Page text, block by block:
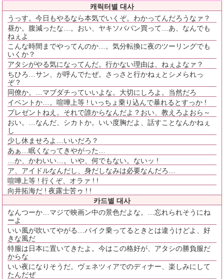
캐릭터별 대사
うっす。今日もやるなら本気でいくぞ。わかってんだろうなァ？
昼か。腹減ったな…。おい、ヤキソバパン買って…あ、なんでも
ねぇよ
こんな時間までやってんのか…。気分転換に夜のツーリングでも
いくか？
アタシがやる気になってんだ。行かない理由は、ねぇよなァ？
ちひろ…サン、が呼んでたぜ。さっさと行かねぇとシメられっ
ぞ？
同僚か。…マブダチっていいよな。大切にしろよ。当然だろ
イベントか…。喧嘩上等 ! いっちょ乗り込んで暴れるとすっか !
プレゼントねえ。それで誰からなんだよ？おい、教えろよおら～
おい。…なんだ、シカトか。いい度胸だよ、話すことなんかねぇ
し
少し休ませろよ…いいだろ？
あぁ…眠くなってきやがった…
…か、かわいい…。いや、何でもない。ないッ !
ア、アイドルなんだし、身だしなみは必要なんだろ…
喧嘩上等 ! 行くぞ、オラァ ! !
向井拓海だ ! 夜露士苦ゥ ! !
카드별 대사
なんつーか…マジで映画ン中の景色だよな。…忘れられそうにね
ーよ
いい風が吹いてやがる…バイク乗ってるときとは違うけどよ、好
きな風だ
特服は日本に置いてきたよ。今はこの格好が、アタシの勝負服だ
からな
いい夜になりそうだ。ヴェネツィアでのディナー、楽しみにして
たんだぜ